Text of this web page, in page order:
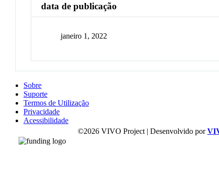
data de publicação
janeiro 1, 2022
Sobre
Suporte
Termos de Utilização
Privacidade
Acessibilidade
©2026 VIVO Project | Desenvolvido por